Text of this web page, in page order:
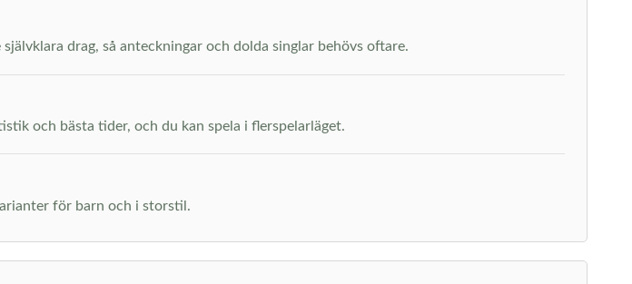
drag, så anteckningar och dolda singlar behövs oftare.
och bästa tider, och du kan spela i flerspelarläget.
för barn och i storstil.